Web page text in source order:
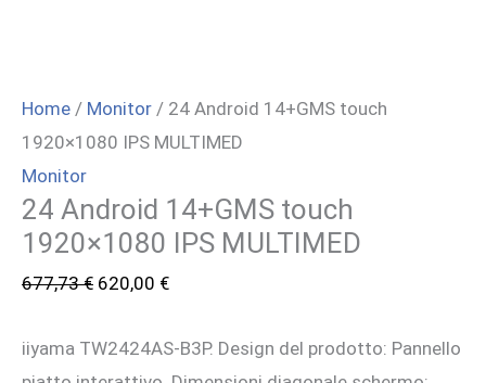
Home / Monitor / 24 Android 14+GMS touch
1920×1080 IPS MULTIMED
Monitor
24 Android 14+GMS touch
1920×1080 IPS MULTIMED
677,73€ Il
originale
620,00 €Il
attuale
iiyama TW2424AS-B3P. Design del prodotto: Pannello